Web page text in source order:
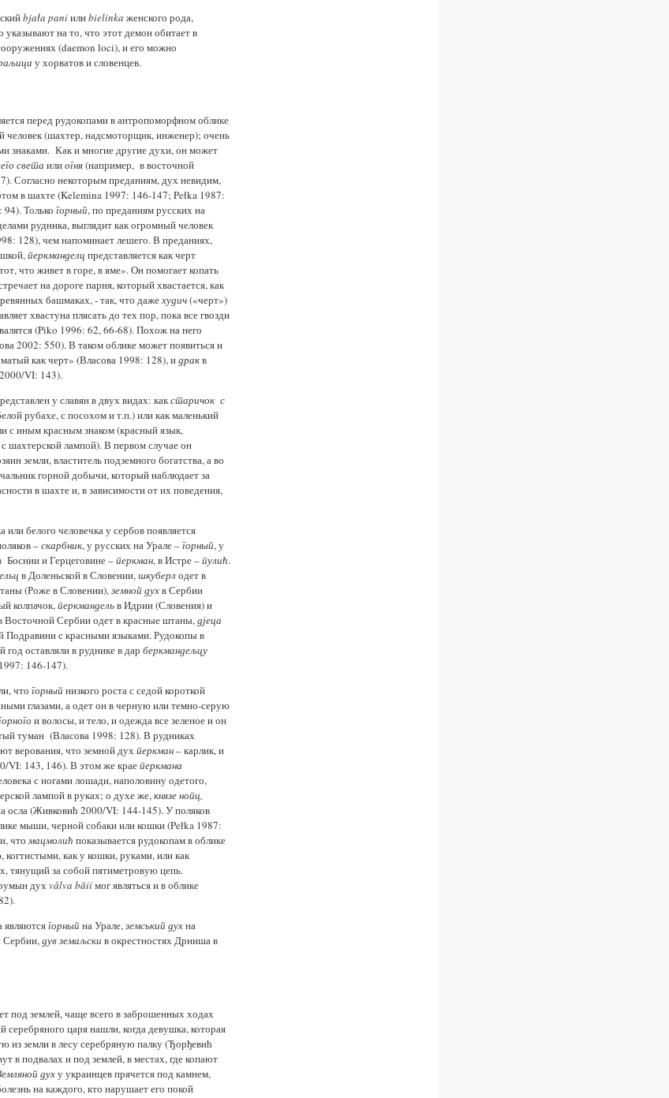
bjała paniилиbielinka женского рода,
на то, что этот демон обитает в
(dаemon loci), и его можно
у хорватов и словенцев.
перед рудокопами в антропоморфном облике
человек (шахтер, надсмоторщик, инженер); очень
знаками. Как и многие другие духи, он может
света илиогня(например, в восточной
Согласно некоторым преданиям, дух невидим,
в шахте (Kelemina 1997: 146-147; Pełka 1987:
Только горный, по преданиям русских на
рудника, выглядит как огромный человек
128), чем напоминает лешего. В преданиях,
перкманделц представляется как черт
что живет в горе, в яме». Он помогает копать
на дороге парня, который хвастается, как
башмаках, - так, что дажехудич(«черт»)
хвастуна плясать до тех пор, пока все гвозди
(Piko 1996: 62, 66-68). Похож на него
2002: 550). В таком облике может появиться и
как черт» (Власова 1998: 128), идракв
VI: 143).
у славян в двух видах: какстаричок с
рубахе, с посохом и т.п.) или как маленький
с иным красным знаком (красный язык,
шахтерской лампой). В первом случае он
земли, властитель подземного богатства, а во
горной добычи, который наблюдает за
в шахте и, в зависимости от их поведения,
белого человечка у сербов появляется
–скарбник, у русских на Урале –горный, у
Боснии и Герцеговине –перкман, в Истре –пулић.
ьц в Доленьской в Словении,шкуберлодет в
(Роже в Словении),земнойдухв Сербии
колпачок,перкмандельв Идрии (Словения) и
Восточной Сербии одет в красные штаны,дјеца
Подравини с красными языками. Рудокопы в
оставляли в руднике в дар беркмандељцу
146-147).
что горныйнизкого роста с седой короткой
глазами, а одет он в черную или темно-серую
и волосы, и тело, и одежда все зеленое и он
туман (Власова 1998: 128). В рудниках
верования, что земной духперкман– карлик, и
VI: 143, 146). В этом же краеперкмана
с ногами лошади, наполовину одетого,
лампой в руках; о духе же,князе нопц,
осла (Живковић 2000/VI: 144-145). У поляков
мыши, черной собаки или кошки (Pełka 1987:
чтомацмолић показывается рудокопам в облике
как у кошки, руками, или как
тянущий за собой пятиметровую цепь.
духvâlva băiiмог являться и в облике
горныйна Урале,земський духна
Сербии,дув земаљски в окрестностях Дрниша в
под землей, чаще всего в заброшенных ходах
царя нашли, когда девушка, которая
из земли в лесу серебряную палку (Ђорђевић
в подвалах и под землей, в местах, где копают
ойдуху украинцев прячется под камнем,
на каждого, кто нарушает его покой